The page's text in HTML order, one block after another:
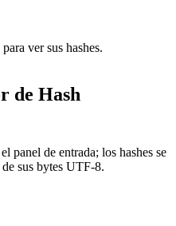
ver sus hashes.
de Hash
panel de entrada; los hashes se
sus bytes UTF-8.